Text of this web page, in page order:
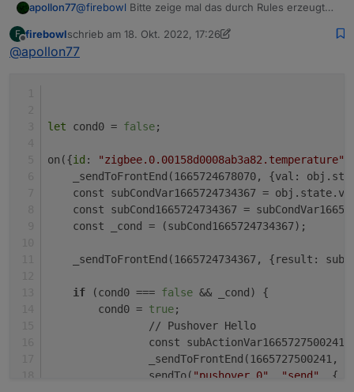
Beim Speicher und Starten gibt es dann auch einen
apollon77@firebowl Bitte zeige mal das durch Rules erzeugte
F
Offline
firebowlschrieb am 18. Okt. 2022, 17:26
zuletzt editiert von firebowl
@apollon77
let cond0 = false;
on({id : "zigbee.0.00158d0008ab3a82.temperature"
_sendToFrontEnd(1665724678070, {val:
const subCondVar1665724734367 =
const subCond1665724734367 =
    const _cond = (subCond1665724734367);
_sendToFrontEnd(1665724734367, {result:
if (cond0 === false && _cond) {
        cond0 =
true;
		// Pushover Hello
const subActionVar1665727500241
		sendTo(
"pushover.0" "send"
, {